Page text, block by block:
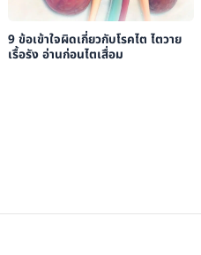
9 ข้อเข้าใจผิดเกี่ยวกับโรคไต ไตวาย
เรื้อรัง อ่านก่อนไตเสื่อม